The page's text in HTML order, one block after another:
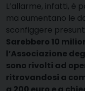
L’allarme, infatti, è
ma aumentano le
sconfiggere
Sarebbero 10
l’Associazione
sono rivolti ad
ritrovandosi a